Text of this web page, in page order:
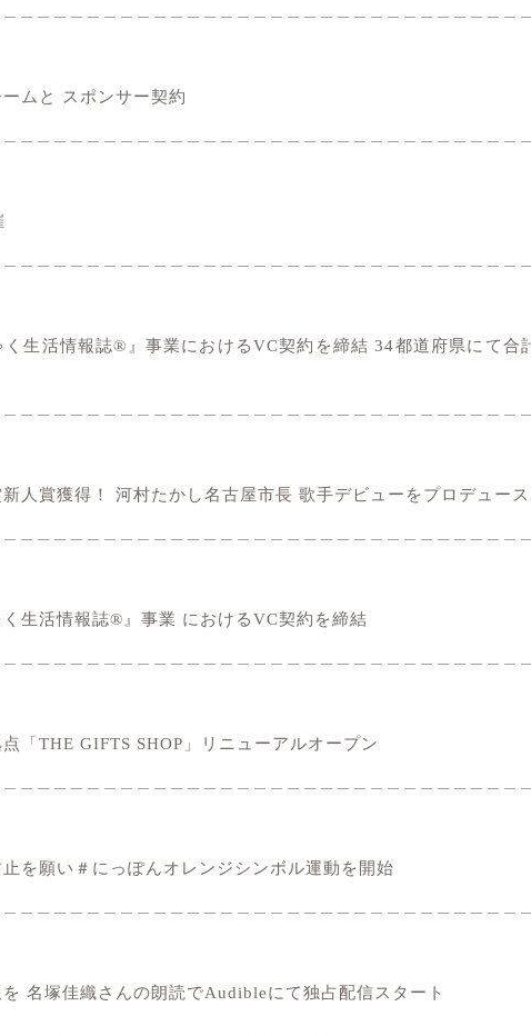
ムと スポンサー契約
生活情報誌®』事業におけるVC契約を締結 34都道府県にて合
人賞獲得！ 河村たかし名古屋市長 歌手デビューをプロデュース
生活情報誌®』事業 におけるVC契約を締結
「THE GIFTS SHOP」リニューアルオープン
を願い＃にっぽんオレンジシンボル運動を開始
を 名塚佳織さんの朗読でAudibleにて独占配信スタート